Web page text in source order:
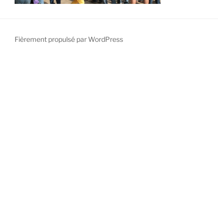
Fièrement propulsé par WordPress